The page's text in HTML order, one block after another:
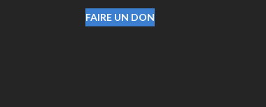
FAIRE UN DON